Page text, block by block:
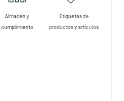
Almacén y
cumplimiento
Etiquetas de
productos y artículos